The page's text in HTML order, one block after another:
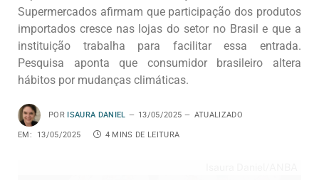
Supermercados afirmam que participação dos produtos
importados cresce nas lojas do setor no Brasil e que a
instituição trabalha para facilitar essa entrada.
Pesquisa aponta que consumidor brasileiro altera
hábitos por mudanças climáticas.
POR ISAURA DANIEL 13/05/2025 ATUALIZADO
EM: 13/05/2025 4 MINS DE LEITURA